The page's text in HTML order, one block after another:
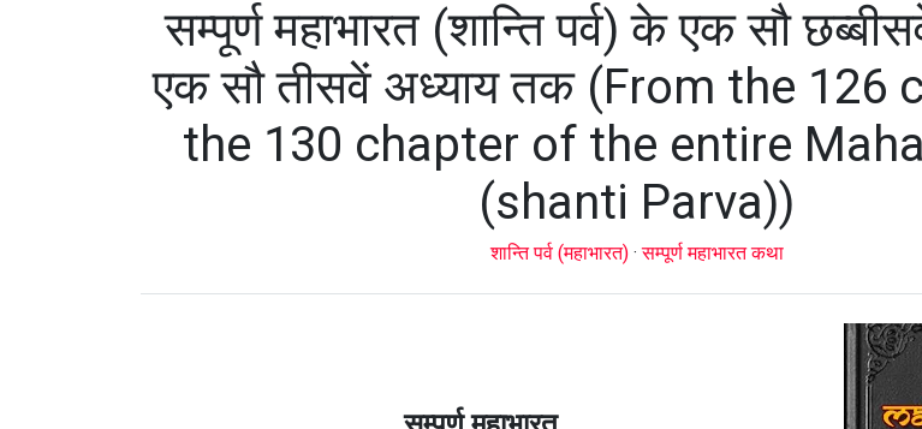
सम्पूर्ण महाभारत (शान्ति पर्व) के एक सौ
एक सौ तीसवें अध्याय तक (From the 126
the 130 chapter of the entire
(shanti Parva))
शान्ति पर्व (महाभारत) ·सम्पूर्ण महाभारत कथा